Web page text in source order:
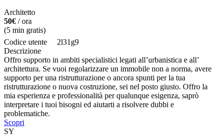
Architetto
50€ / ora
(5 min gratis)
Codice utente
2l31g9
Descrizione
Offro supporto in ambiti specialistici legati all’urbanistica e all’
architettura. Se vuoi regolarizzare un immobile non a norma, avere
supporto per una ristrutturazione o ancora spunti per la tua
ristrutturazione o nuova costruzione, sei nel posto giusto. Offro la
mia esperienza e professionalità per qualunque esigenza, saprò
interpretare i tuoi bisogni ed aiutarti a risolvere dubbi e
problematiche.
Scopri
SY